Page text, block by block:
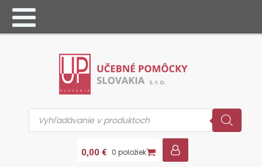
Products
search
0,00 € 0 položiek